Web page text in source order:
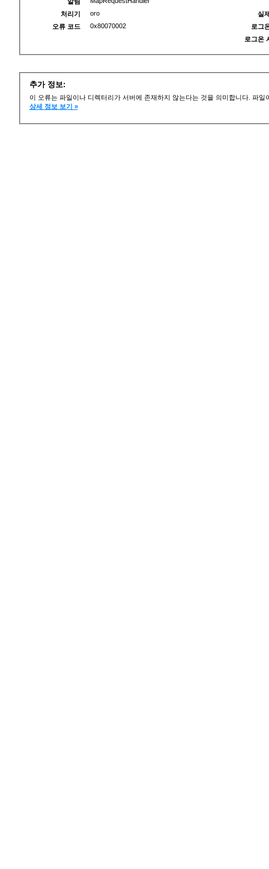
처리기
oro
오류 코드
0x80070002
실
로그
로그온
추가 정보:
이 오류는 파일이나 디렉터리가 서버에 존재하지 않는다는 것을 의미합니다. 파
상세 정보 보기 »